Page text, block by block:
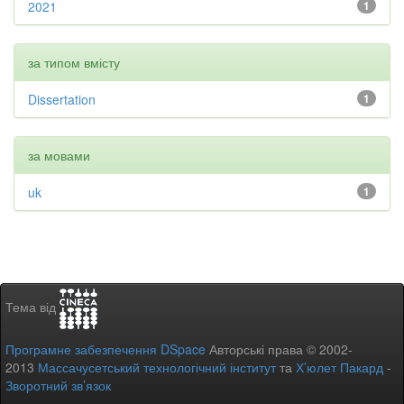
1
2021
за типом вмісту
1
Dissertation
за мовами
1
uk
Тема від
Програмне забезпечення DSpace Авторські права © 2002-
2013 Массачусетський технологічний інститутта Х’юлет Пакард -
Зворотний зв’язок